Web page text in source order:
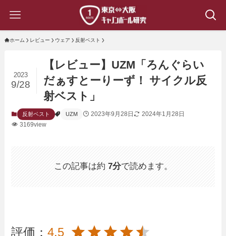
ホーム レビュー ウェア 反射ベスト
【レビュー】UZM「ろんぐらい
だぁすとーりーず！ サイクル反
射ベスト」
2023
9/28
反射ベスト UZM 2023年9月28日
2024年1月28日
3169view
この記事は約 7分で読めます。
評価：4.5